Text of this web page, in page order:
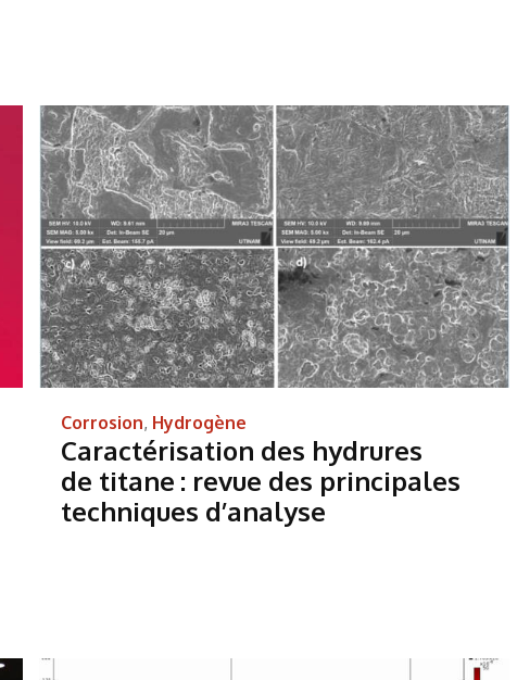
Corrosion, Hydrogène
Caractérisation des hydrures
de titane : revue des principales
techniques d’analyse